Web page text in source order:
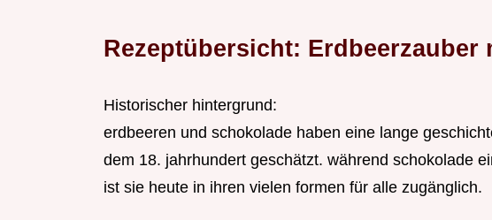
Rezeptübersicht: Erdbeerzauber
Historischer hintergrund:
erdbeeren und schokolade haben eine lange
dem 18. jahrhundert geschätzt. während schokolade
ist sie heute in ihren vielen formen für alle zugänglich.